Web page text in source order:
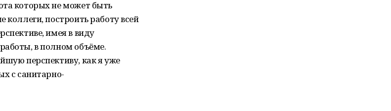
которых не может быть
построить работу всей
имея в виду
в полном объёме.
перспективу, как я уже
с санитарно-